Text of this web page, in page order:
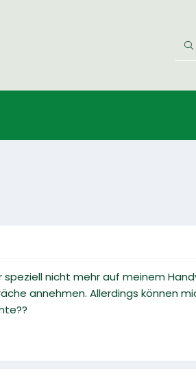
nicht mehr auf meinem
annehmen. Allerdings können